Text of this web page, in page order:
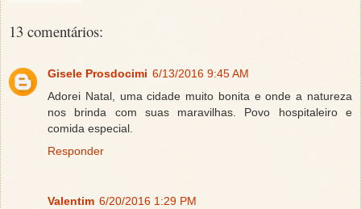
13 comentários:
Gisele Prosdocimi 6/13/2016 9:45 AM
Adorei Natal, uma cidade muito bonita e onde a natureza
nos brinda com suas maravilhas. Povo hospitaleiro e
comida especial.
Responder
Valentim 6/20/2016 1:29 PM